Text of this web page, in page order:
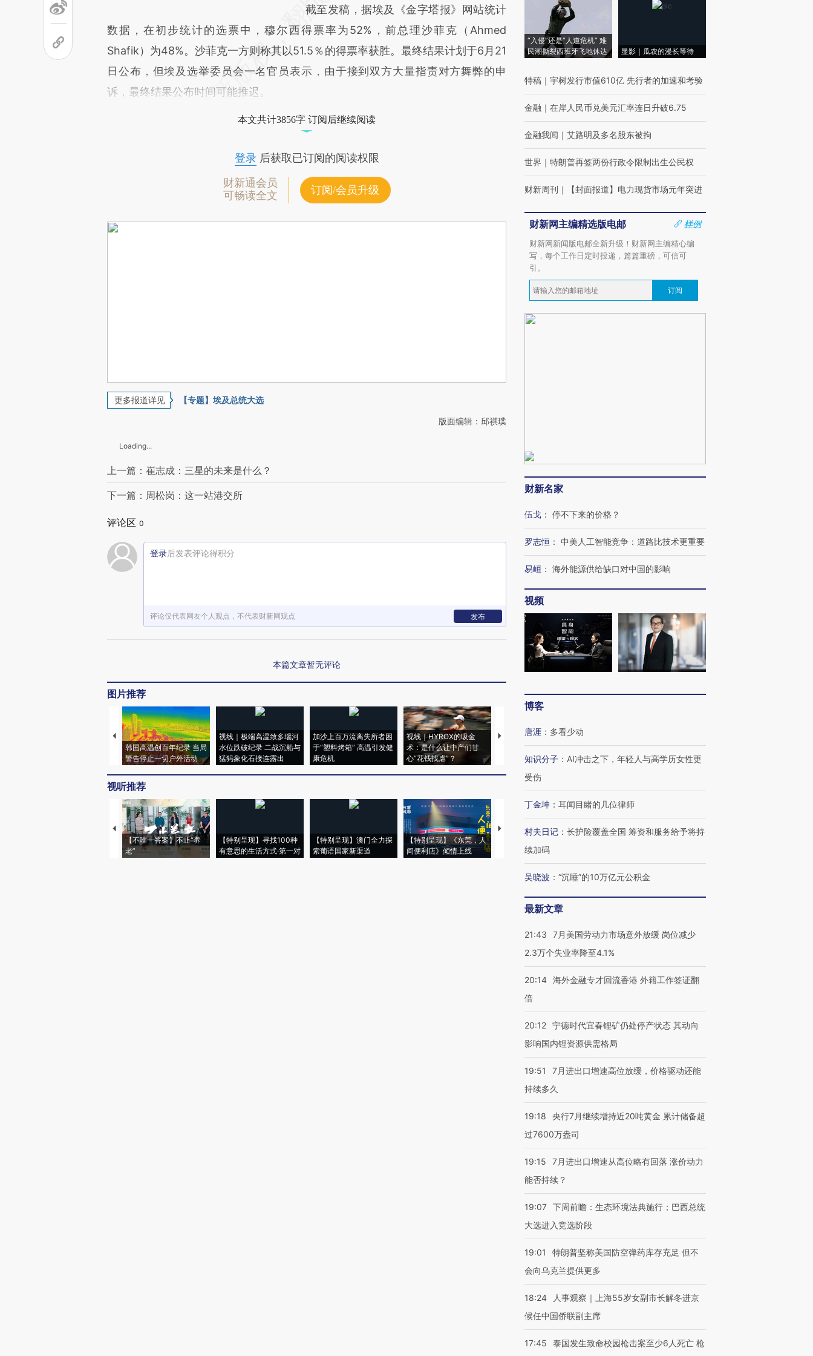
截至发稿，据埃及《金字塔报》网站统计
数据，在初步统计的选票中，穆尔西得票率为52%，前总理沙菲克（Ahmed
Shafik）为48%。沙菲克一方则称其以51.5％的得票率获胜。最终结果计划于6月21
日公布，但埃及选举委员会一名官员表示，由于接到双方大量指责对方舞弊的申
诉，最终结果公布时间可能推迟。
本文共计3856字 订阅后继续阅读
登录后获取已订阅的阅读权限
财新通会员
可畅读全文
订阅/会员升级
更多报道详见 【专题】埃及总统大选
版面编辑：邱祺璞
Loading...
上一篇：崔志成：三星的未来是什么？
下一篇：周松岗：这一站港交所
评论区 0
登录后发表评论得积分
评论仅代表网友个人观点，不代表财新网观点 发布
本篇文章暂无评论
图片推荐
韩国高温创百年纪录 当局
警告停止一切户外活动
视线｜极端高温致多瑙河
水位跌破纪录 二战沉船与
猛犸象化石接连露出
加沙上百万流离失所者困
于“塑料烤箱” 高温引发健
康危机
视线｜HYROX的吸金
术：是什么让中产们甘
心“花钱找虐”？
马航飞行员跨国走私7万
粒摇头丸 尿检体内含3种
度Z世代 用街头抗争将教
育部长拱下台
机”？难民潮撕裂西班牙
飞地休达
视听推荐
【不唯一答案】不止“养
老”
【特别呈现】寻找100种
有意思的生活方式·第一对
【特别呈现】澳门全力探
索葡语国家新渠道
【特别呈现】《东莞，人
间便利店》倾情上线
【推广】走进第四届链博
【商旅对话】华住集团
“入侵”还是“人道危机” 难
民潮撕裂西班牙飞地休达
显影｜瓜农的漫长等待
特稿 ｜ 宇树发行市值610亿 先行者的加速和考验
金融 ｜ 在岸人民币兑美元汇率连日升破6.75
金融我闻 ｜ 艾路明及多名股东被拘
世界 ｜ 特朗普再签两份行政令限制出生公民权
财新周刊 ｜ 【封面报道】电力现货市场元年突进
财新网主编精选版电邮
样例
财新网新闻版电邮全新升级！财新网主编精心编
写，每个工作日定时投递，篇篇重磅，可信可
引。
订阅
财新名家
伍戈 ： 停不下来的价格？
罗志恒 ： 中美人工智能竞争：道路比技术更重要
易峘 ： 海外能源供给缺口对中国的影响
视频
博客
唐涯 ： 多看少动
知识分子 ： AI冲击之下，年轻人与高学历女性更
受伤
丁金坤 ： 耳闻目睹的几位律师
村夫日记 ： 长护险覆盖全国 筹资和服务给予将持
续加码
吴晓波 ： “沉睡”的10万亿元公积金
最新文章
21:43
7月美国劳动力市场意外放缓 岗位减少
2.3万个失业率降至4.1%
20:14 海外金融专才回流香港 外籍工作签证翻
倍
20:12 宁德时代宜春锂矿仍处停产状态 其动向
影响国内锂资源供需格局
19:51
7月进出口增速高位放缓，价格驱动还能
持续多久
19:18
央行7月继续增持近20吨黄金 累计储备超
过7600万盎司
19:15
7月进出口增速从高位略有回落 涨价动力
能否持续？
19:07 下周前瞻：生态环境法典施行；巴西总统
大选进入竞选阶段
19:01
特朗普坚称美国防空弹药库存充足 但不
会向乌克兰提供更多
18:24
人事观察｜上海55岁女副市长解冬进京
候任中国侨联副主席
17:45 泰国发生致命校园枪击案至少6人死亡 枪